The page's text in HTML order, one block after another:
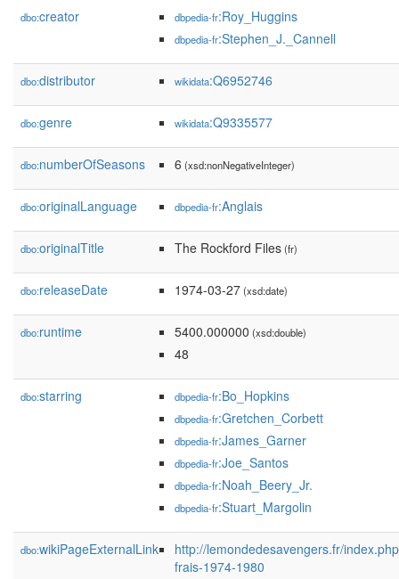
dbo:creator dbpedia-fr:Roy_Huggins
dbpedia-fr:Stephen_J._Cannell
dbo:distributor wikidata:Q6952746
dbo:genre wikidata:Q9335577
dbo:numberOfSeasons 6 (xsd:nonNegativeInteger)
dbo:originalLanguage dbpedia-fr:Anglais
dbo:originalTitle The Rockford Files(fr)
dbo:releaseDate 1974-03-27(xsd:date)
dbo:runtime 5400.000000 (xsd:double)
48
dbo:starring dbpedia-fr:Bo_Hopkins
dbpedia-fr:Gretchen_Corbett
dbpedia-fr:James_Garner
dbpedia-fr:Joe_Santos
dbpedia-fr:Noah_Beery_Jr.
dbpedia-fr:Stuart_Margolin
dbo:wikiPageExternalLink
http://lemondedesavengers.fr/
frais-1974-1980